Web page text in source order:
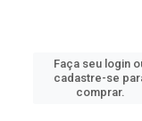
Faça seu login
cadastre-se
comprar.